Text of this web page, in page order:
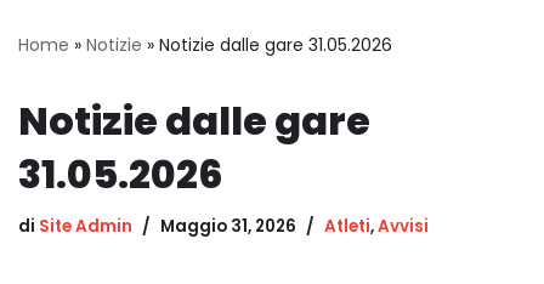
Home » Notizie » Notizie dalle gare 31.05.2026
Notizie dalle gare
31.05.2026
di Site Admin Maggio 31, 2026 Atleti,Avvisi